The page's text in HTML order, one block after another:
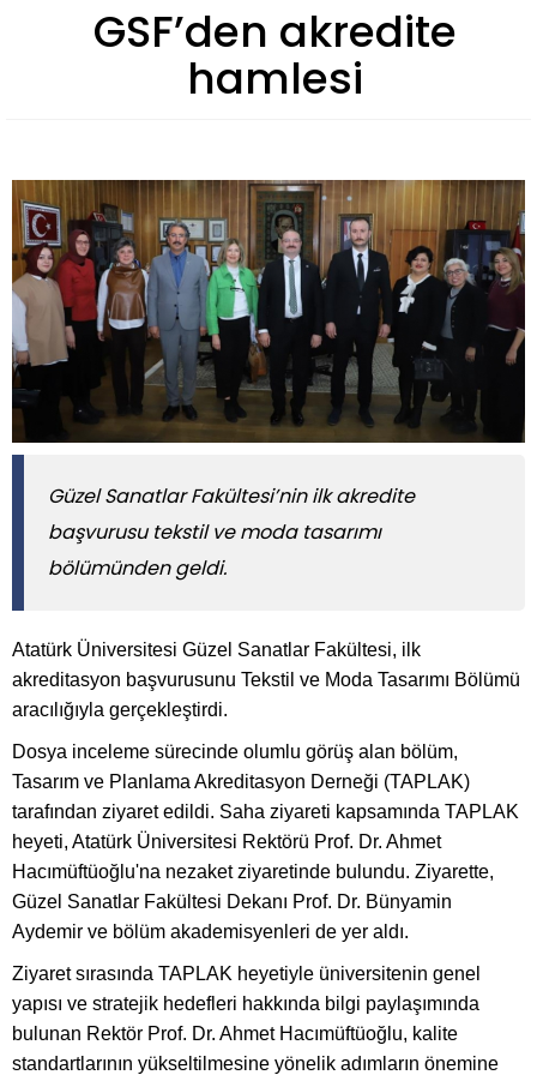
GSF’den akredite
hamlesi
​​​​​​​Güzel Sanatlar Fakültesi’nin ilk akredite
başvurusu tekstil ve moda tasarımı
bölümünden geldi.
Atatürk Üniversitesi Güzel Sanatlar Fakültesi, ilk
akreditasyon başvurusunu Tekstil ve Moda Tasarımı Bölümü
aracılığıyla gerçekleştirdi.
Dosya inceleme sürecinde olumlu görüş alan bölüm,
Tasarım ve Planlama Akreditasyon Derneği (TAPLAK)
tarafından ziyaret edildi. Saha ziyareti kapsamında TAPLAK
heyeti, Atatürk Üniversitesi Rektörü Prof. Dr. Ahmet
Hacımüftüoğlu'na nezaket ziyaretinde bulundu. Ziyarette,
Güzel Sanatlar Fakültesi Dekanı Prof. Dr. Bünyamin
Aydemir ve bölüm akademisyenleri de yer aldı.
Ziyaret sırasında TAPLAK heyetiyle üniversitenin genel
yapısı ve stratejik hedefleri hakkında bilgi paylaşımında
bulunan Rektör Prof. Dr. Ahmet Hacımüftüoğlu, kalite
standartlarının yükseltilmesine yönelik adımların önemine